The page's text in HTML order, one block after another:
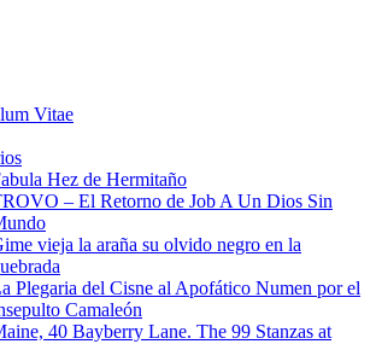
Vitae​
Hez de Hermitaño
– El Retorno de Job A Un Dios Sin
vieja la araña su olvido negro en la
Plegaria del Cisne al Apofático Numen por el
Camaleón
40 Bayberry Lane. The 99 Stanzas at